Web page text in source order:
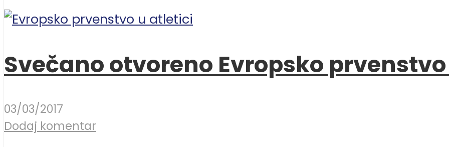
Svečano otvoreno Evropsko
03/03/2017
Dodaj komentar